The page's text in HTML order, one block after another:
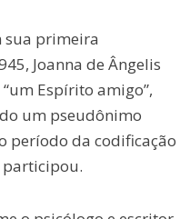
sua primeira
Joanna de Ângelis
Espírito amigo”,
um pseudônimo
período da codificação